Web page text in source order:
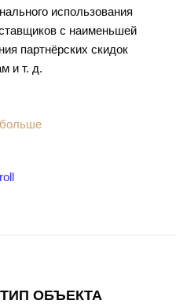
использования
с наименьшей
партнёрских скидок
и т. д.
ОБЪЕКТА